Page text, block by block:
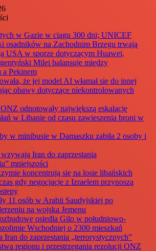
w Gazie w ciągu 300 dni; UNICEF
osadników na Zachodnim Brzegu trwają
USA w sporze dotyczącym Huawei,
Milei balansuje między
a Pekinem
że jej model AI włamał się do innej
obawy dotyczące niekontrolowanych
odnotowały największą eskalację
w Libanie od czasu zawieszenia broni w
w minibusie w Damaszku zabiła 2 osoby i
Iran do zaprzestania
mniejszości
koncentrują się na losie libańskich
gdy negocjacje z Izraelem przynoszą
11 osób w Arabii Saudyjskiej po
na wojska Jemenu
osiedla Gilo w południowo-
Wschodniej o 2300 mieszkań
Iran do zaprzestania „terrorystycznych”
regionu i przestrzegania rezolucji ONZ